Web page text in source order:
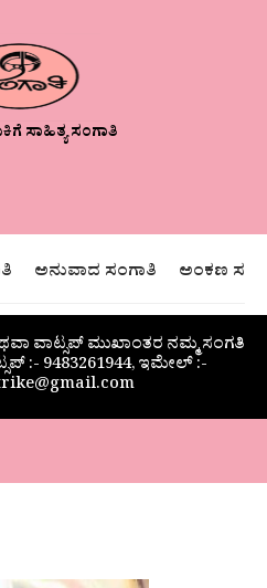
ಸಾಹಿತ್ಯ ಸಂಗಾತಿ
ಅನುವಾದ ಸಂಗಾತಿ ಅಂಕಣ
ವಾಟ್ಸಪ್ ಮುಖಾಂತರ ನಮ್ಮ ಸಂಗತಿ
:- 9483261944, ಇಮೇಲ್ :-